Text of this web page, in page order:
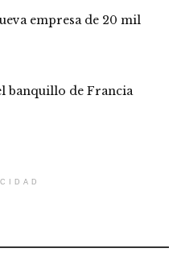
empresa de 20 mil
banquillo de Francia